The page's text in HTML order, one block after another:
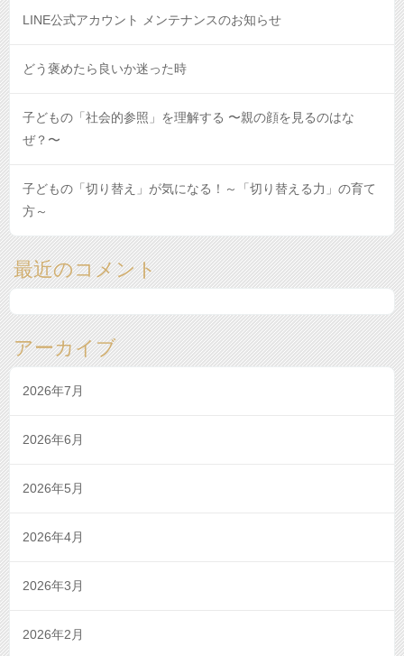
LINE公式アカウント メンテナンスのお知らせ
どう褒めたら良いか迷った時
子どもの「社会的参照」を理解する 〜親の顔を見るのはな
ぜ？〜
子どもの「切り替え」が気になる！～「切り替える力」の育て
方～
最近のコメント
アーカイブ
2026年7月
2026年6月
2026年5月
2026年4月
2026年3月
2026年2月